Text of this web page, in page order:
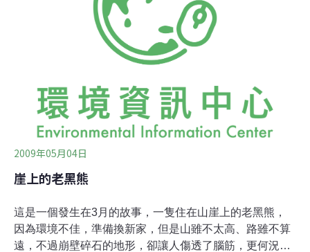
灣黑熊。台灣黑熊不是保育類的動物嗎，怎麼可以飼養在
自己家裡呢？李藤正說，這兩隻黑熊乖乖跟皮皮是20年
前，保育法還沒公布時，他花了18萬從南投買回來的。當
時才3個月大的小熊乖乖跟皮皮因為媽媽被獵捕，被獵人
年的圈養，黑熊似乎失去原本的野性與敏銳的防備心
2009年05月04日
崖上的老黑熊
這是一個發生在3月的故事，一隻住在山崖上的老黑熊，
因為環境不佳，準備換新家，但是山雖不太高、路雖不算
遠，不過崩壁碎石的地形，卻讓人傷透了腦筋，更何況這